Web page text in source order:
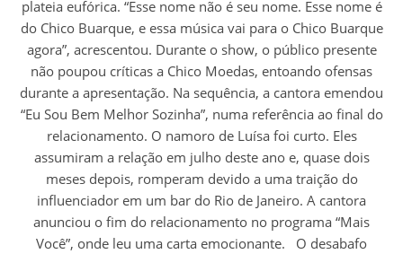
plateia eufórica. “Esse nome não é seu nome. Esse nome é
do Chico Buarque, e essa música vai para o Chico Buarque
agora”, acrescentou. Durante o show, o público presente
não poupou críticas a Chico Moedas, entoando ofensas
durante a apresentação. Na sequência, a cantora emendou
“Eu Sou Bem Melhor Sozinha”, numa referência ao final do
relacionamento. O namoro de Luísa foi curto. Eles
assumiram a relação em julho deste ano e, quase dois
meses depois, romperam devido a uma traição do
influenciador em um bar do Rio de Janeiro. A cantora
anunciou o fim do relacionamento no programa “Mais
Você”, onde leu uma carta emocionante. O desabafo